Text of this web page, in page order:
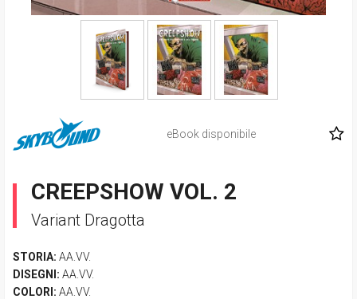
eBook disponibile
CREEPSHOW VOL. 2
Variant Dragotta
STORIA: AA.VV.
DISEGNI: AA.VV.
COLORI: AA.VV.